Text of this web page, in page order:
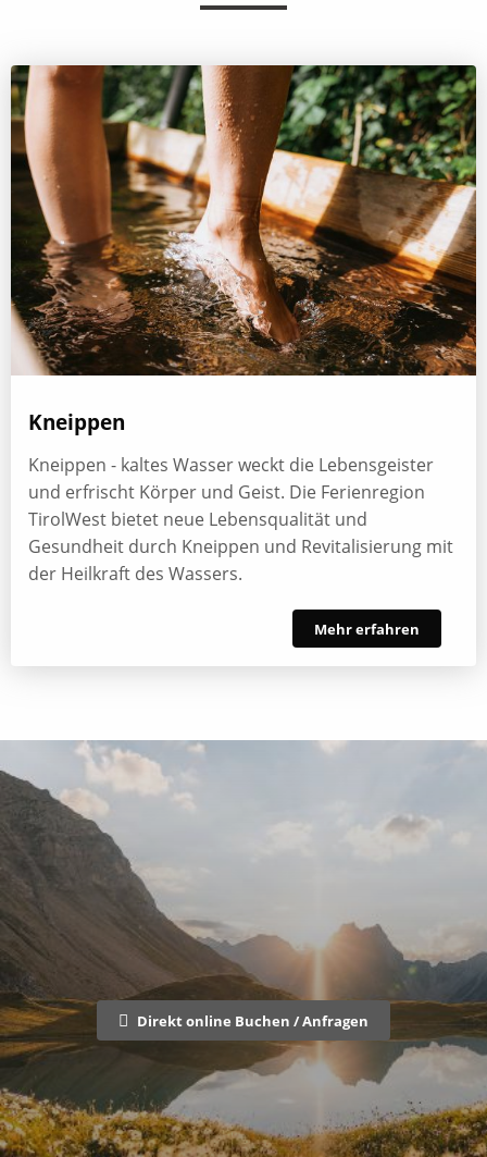
Kneippen
Kneippen - kaltes Wasser weckt die Lebensgeister
und erfrischt Körper und Geist. Die Ferienregion
TirolWest bietet neue Lebensqualität und
Gesundheit durch Kneippen und Revitalisierung mit
der Heilkraft des Wassers.
Mehr erfahren
Direkt online Buchen / Anfragen